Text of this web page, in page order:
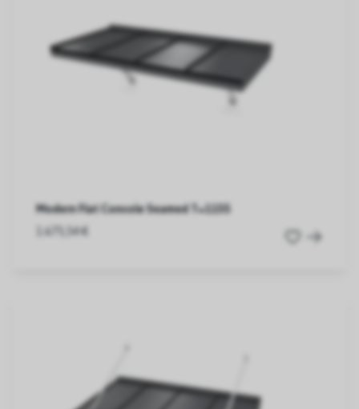
Modern Flat Console Seamed T=1155
1.675,54 €